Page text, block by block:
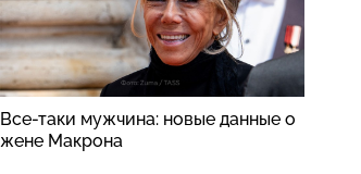
Все-таки мужчина: новые данные о
жене Макрона